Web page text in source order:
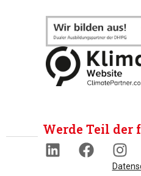
Werde Teil der